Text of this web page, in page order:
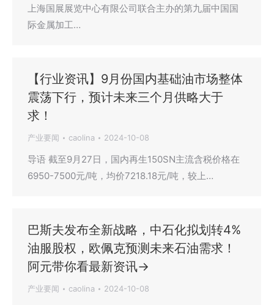
上海国展展览中心有限公司联合主办的第九届中国国
际金属加工…
【行业资讯】9月份国内基础油市场整体
震荡下行，预计未来三个月供略大于
求！
产业要闻 caolina 2024-10-08
导语 截至9月27日，国内再生150SN主流含税价格在
6950-7500元/吨，均价7218.18元/吨，较上…
巴斯夫发布全新战略，中石化拟划转4%
油服股权，欧佩克预测未来石油需求！
阿元带你看最新资讯→
产业要闻 caolina 2024-10-08